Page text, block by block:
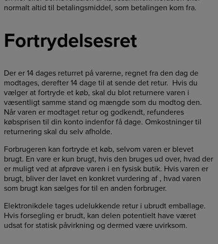
normalt altid til betalingsmiddel, som betalingen kom fra.
Fortrydelsesret
Der er 14 dages returret på varerne, regnet fra den dag de
modtages, derefter 14 dage til at sende det retur. Hvis du
vælger at fortryde et køb, skal du blot returnere varen i
væsentligt samme stand og mængde som du modtog den.
Når varen er modtaget retur og godkendt, refunderes
købsprisen til din konto indenfor få dage. Omkostninger til
returnering skal du selv afholde.
Forbrugeren kan fortryde et køb, selvom varen er blevet
brugt. En vare er kun brugt, hvis den bruges ud over, hvad der
er muligt ved at afprøve varen i en fysisk butik. Hvis varen er
brugt, bliver der lavet en konkret vurdering af , hvad varen
som brugt kan sælges for til en anden forbruger.
Elektronikdele tages udelukkende retur i ubrudt emballage.
Hvis forsegling er brudt, kan delen potentielt have været
udsat for statisk påvirkning og dermed være uvirksom.